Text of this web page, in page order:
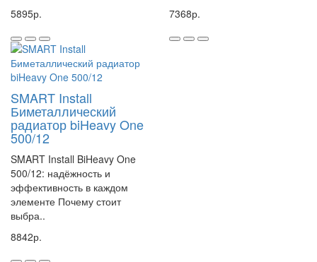
5895р.
7368р.
SMART Install
Биметаллический
радиатор biHeavy One
500/12
SMART Install BiHeavy One
500/12: надёжность и
эффективность в каждом
элементе Почему стоит
выбра..
8842р.